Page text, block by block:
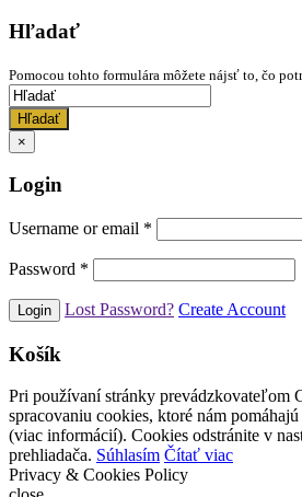
Hľadať
Pomocou tohto formulára môžete nájsť to, čo
Hľadať
×
Login
Username or email *
Password *
Lost Password? Create Account
Košík
Pri používaní stránky prevádzkovateľom
spracovaniu cookies, ktoré nám
(viac informácií). Cookies odstránite v
prehliadača. Súhlasím Čítať viac
Privacy & Cookies Policy